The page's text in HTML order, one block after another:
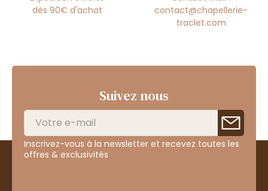
dès 90€ d'achat
contact@chapellerie-
traclet.com
Suivez nous
Inscrivez-vous à la newsletter et recevez toutes les
offres & exclusivités